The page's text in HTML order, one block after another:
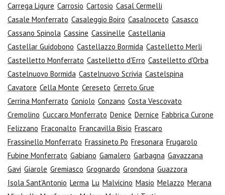
Carrega Ligure Carrosio Cartosio Casal Cermelli
Casale Monferrato Casaleggio Boiro Casalnoceto Casasco
Cassano Spinola Cassine Cassinelle Castellania
Castellar Guidobono Castellazzo Bormida Castelletto Merli
Castelletto Monferrato Castelletto d'Erro Castelletto d'Orba
Castelnuovo Bormida Castelnuovo Scrivia Castelspina
Cavatore Cella Monte Cereseto Cerreto Grue
Cerrina Monferrato Coniolo Conzano Costa Vescovato
Cremolino Cuccaro Monferrato Denice Dernice Fabbrica Curone
Felizzano Fraconalto Francavilla Bisio Frascaro
Frassinello Monferrato Frassineto Po Fresonara Frugarolo
Fubine Monferrato Gabiano Gamalero Garbagna Gavazzana
Gavi Giarole Gremiasco Grognardo Grondona Guazzora
Isola Sant'Antonio Lerma Lu Malvicino Masio Melazzo Merana